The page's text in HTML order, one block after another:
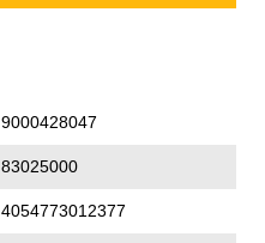
9000428047
83025000
4054773012377